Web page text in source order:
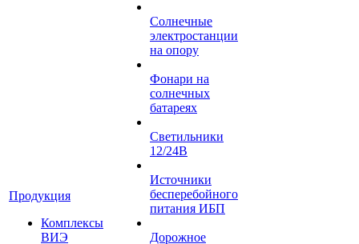
Продукция
Комплексы
ВИЭ
Солнечные
электростанции
на опору
Фонари на
солнечных
батареях
Светильники
12/24В
Источники
бесперебойного
питания ИБП
Дорожное